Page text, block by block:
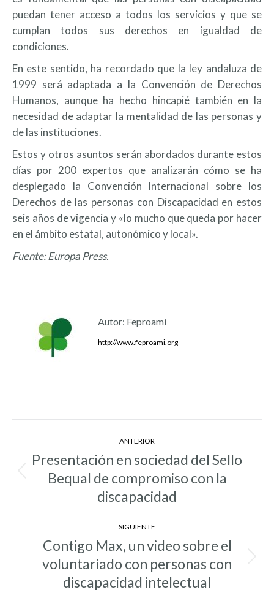
puedan tener acceso a todos los servicios y que se
cumplan todos sus derechos en igualdad de
condiciones.
En este sentido, ha recordado que la ley andaluza de
1999 será adaptada a la Convención de Derechos
Humanos, aunque ha hecho hincapié también en la
necesidad de adaptar la mentalidad de las personas y
de las instituciones.
Estos y otros asuntos serán abordados durante estos
días por 200 expertos que analizarán cómo se ha
desplegado la Convención Internacional sobre los
Derechos de las personas con Discapacidad en estos
seis años de vigencia y «lo mucho que queda por hacer
en el ámbito estatal, autonómico y local».
Fuente: Europa Press.
Autor: Feproami
http://www.feproami.org
Navegación
entre
entradas
ANTERIOR
Entrada
anterior:
Presentación en sociedad del Sello
Bequal de compromiso con la
discapacidad
SIGUIENTE
Entrada
siguiente:
Contigo Max, un video sobre el
voluntariado con personas con
discapacidad intelectual